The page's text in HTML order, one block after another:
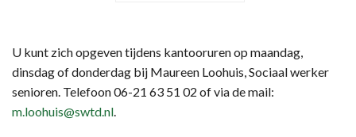
U kunt zich opgeven tijdens kantooruren op maandag,
dinsdag of donderdag bij Maureen Loohuis, Sociaal werker
senioren. Telefoon 06-21 63 51 02 of via de mail:
m.loohuis@swtd.nl.